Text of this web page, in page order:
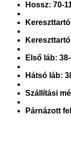
Hossz: 70-
Első láb:
Hátsó láb:
Szállítási
Párnázott